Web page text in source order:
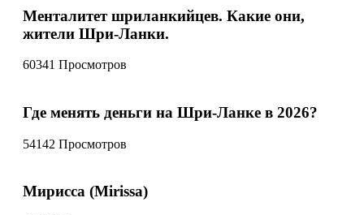
Менталитет шриланкийцев. Какие они,
жители Шри-Ланки.
60341 Просмотров
Где менять деньги на Шри-Ланке в 2026?
54142 Просмотров
Мирисса (Mirissa)